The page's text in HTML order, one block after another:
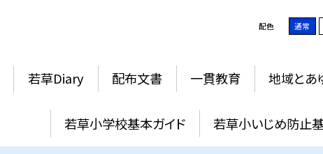
配色 通常
若草Diary 配布文書 一貫教育 地域とあ
若草小学校基本ガイド 若草小いじめ防止